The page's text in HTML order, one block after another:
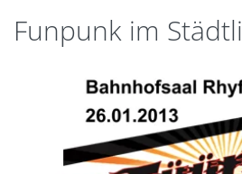
Funpunk im Städtli